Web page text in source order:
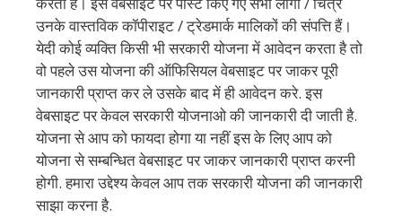
उनके वास्तविक कॉपीराइट / ट्रेडमार्क मालिकों की संपत्ति हैं।
येदी कोई व्यक्ति किसी भी सरकारी योजना में आवेदन करता है तो
वो पहले उस योजना की ऑफिसियल वेबसाइट पर जाकर पूरी
जानकारी प्राप्त कर ले उसके बाद में ही आवेदन करे. इस
वेबसाइट पर केवल सरकारी योजनाओ की जानकारी दी जाती है.
योजना से आप को फायदा होगा या नहीं इस के लिए आप को
योजना से सम्बन्धित वेबसाइट पर जाकर जानकारी प्राप्त करनी
होगी. हमारा उद्देश्य केवल आप तक सरकारी योजना की जानकारी
साझा करना है.